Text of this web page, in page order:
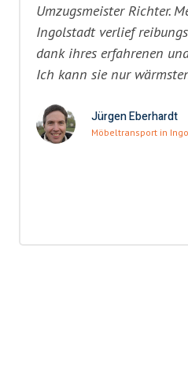
Umzugsmeister Richter.
Ingolstadt verlief
dank ihres erfahrenen
Ich kann sie nur
Jürgen Eberhardt
Möbeltransport in